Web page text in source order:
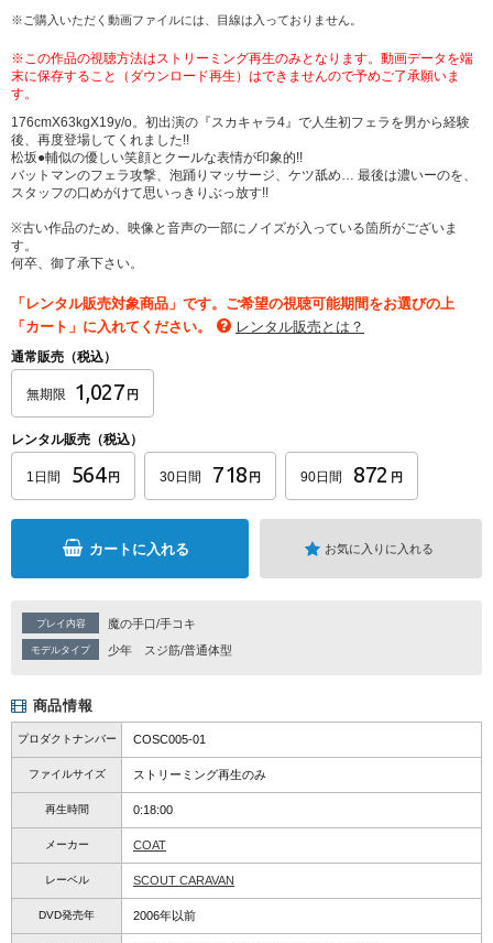
※ご購入いただく動画ファイルには、目線は入っておりません。
※この作品の視聴方法はストリーミング再生のみとなります。動画データを端
末に保存すること（ダウンロード再生）はできませんので予めご了承願いま
す。
176cmX63kgX19y/o。初出演の『スカキャラ4』で人生初フェラを男から経験
後、再度登場してくれました!!
松坂●輔似の優しい笑顔とクールな表情が印象的!!
バットマンのフェラ攻撃、泡踊りマッサージ、ケツ舐め… 最後は濃いーのを、
スタッフの口めがけて思いっきりぶっ放す!!
※古い作品のため、映像と音声の一部にノイズが入っている箇所がございま
す。
何卒、御了承下さい。
「レンタル販売対象商品」です。ご希望の視聴可能期間をお選びの上
「カート」に入れてください。
レンタル販売とは？
通常販売（税込）
無期限 1,027 円
レンタル販売（税込）
1日間 564 円 30日間 718 円 90日間 872 円
カートに入れる お気に入りに入れる
プレイ内容 魔の手口/手コキ
モデルタイプ 少年 スジ筋/普通体型
商品情報
プロダクトナンバー COSC005-01
ファイルサイズ ストリーミング再生のみ
再生時間 0:18:00
メーカー COAT
レーベル SCOUT CARAVAN
DVD発売年 2006年以前